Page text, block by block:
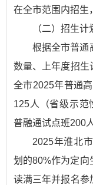
在全市范围内招生
（二）招生计
根据全市普通
数量、上年度招生
全市2025年普通
125人（省级示范
普融通试点班200
2025年淮北
划的80%作为定向
读满三年并报名参